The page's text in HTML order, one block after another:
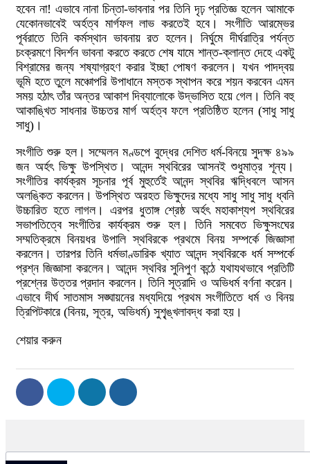
হবেন না! এভাবে নানা চিন্তা-ভাবনার পর তিনি দৃঢ় প্রতিজ্ঞ হলেন আমাকে
যেকোনভাবেই অর্হত্ব মার্গফল লাভ করতেই হবে। সংগীতি আরম্ভের
পূর্বরাতে তিনি কর্মস্থান ভাবনায় রত হলেন। নির্ঘুমে দীর্ঘরাত্রি পর্যন্ত
চংক্রমণে বিদর্শন ভাবনা করতে করতে শেষ যামে শান্ত-ক্লান্ত দেহে একটু
বিশ্রামের জন্য শষ্যাগ্রহণ করার ইচ্ছা পোষণ করলেন। যখন পাদদ্বয়
ভূমি হতে তুলে মঞ্চোপরি উপাধানে মস্তক স্থাপন করে শয়ন করবেন এমন
সময় হঠাৎ তাঁর অন্তর আকাশ দিব্যালোকে উদ্ভাসিত হয়ে গেল। তিনি বহু
আকাঙ্খিত সাধনার উচ্চতর মার্গ অর্হত্ব ফলে প্রতিষ্ঠিত হলেন (সাধু সাধু
সাধু)।
সংগীতি শুরু হল। সম্মেলন মণ্ডপে বুদ্ধের দেশিত ধর্ম-বিনয়ে সুদক্ষ ৪৯৯
জন অর্হৎ ভিক্ষু উপস্থিত। আনন্দ স্থবিরের আসনই শুধুমাত্র শূন্য।
সংগীতির কার্যক্রম সূচনার পূর্ব মুহুর্তেই আনন্দ স্থবির ঋদ্ধিবলে আসন
অলঙ্কিত করলেন। উপস্থিত অরহত ভিক্ষুদের মধ্যে সাধু সাধু সাধু ধ্বনি
উচ্চারিত হতে লাগল। এরপর ধুতাঙ্গ শ্রেষ্ঠ অর্হৎ মহাকাশ্যপ স্থবিরের
সভাপতিত্বে সংগীতির কার্যক্রম শুরু হল। তিনি সমবেত ভিক্ষুসংঘের
সম্মতিক্রমে বিনয়ধর উপালি স্থবিরকে প্রথমে বিনয় সম্পর্কে জিজ্ঞাসা
করলেন। তারপর তিনি ধর্মভাণ্ডারিক খ্যাত আনন্দ স্থবিরকে ধর্ম সম্পর্কে
প্রশ্ন জিজ্ঞাসা করলেন। আনন্দ স্থবির সুনিপুণ কন্ঠে যথাযথভাবে প্রতিটি
প্রশ্নের উত্তর প্রদান করলেন। তিনি সূত্রাদি ও অভিধর্ম বর্ণনা করেন।
এভাবে দীর্ঘ সাতমাস সঙ্ঘায়নের মধ্যদিয়ে প্রথম সংগীতিতে ধর্ম ও বিনয়
ত্রিপিটকারে (বিনয়, সূত্র, অভিধর্ম) সুশৃ্ঙ্খলাবদ্ধ করা হয়।
শেয়ার করুন